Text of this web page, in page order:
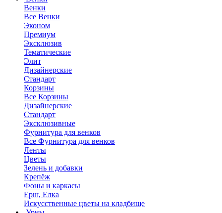
Венки
Все Венки
Эконом
Премиум
Эксклюзив
Тематические
Элит
Дизайнерские
Стандарт
Корзины
Все Корзины
Дизайнерские
Стандарт
Эксклюзивные
Фурнитура для венков
Все Фурнитура для венков
Ленты
Цветы
Зелень и добавки
Крепёж
Фоны и каркасы
Ерш, Елка
Искусственные цветы на кладбище